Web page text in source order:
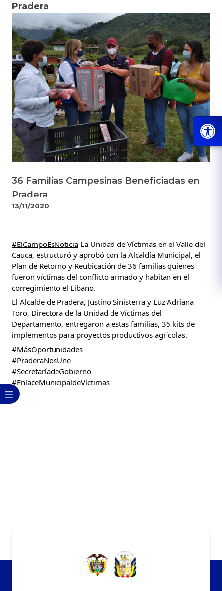
Pradera
36 Familias Campesinas Beneficiadas en
Pradera
13/11/2020
#ElCampoEsNoticia La Unidad de Víctimas en el Valle del
Cauca, estructuró y aprobó con la Alcaldía Municipal, el
Plan de Retorno y Reubicación de 36 familias quienes
fueron víctimas del conflicto armado y habitan en el
corregimiento el Libano.
El Alcalde de Pradera, Justino Sinisterra y Luz Adriana
Toro, Directora de la Unidad de Víctimas del
Departamento, entregaron a estas familias, 36 kits de
implementos para proyectos productivos agrícolas.
#MásOportunidades
#PraderaNosUne
#SecretaríadeGobierno
#EnlaceMunicipaldeVíctimas